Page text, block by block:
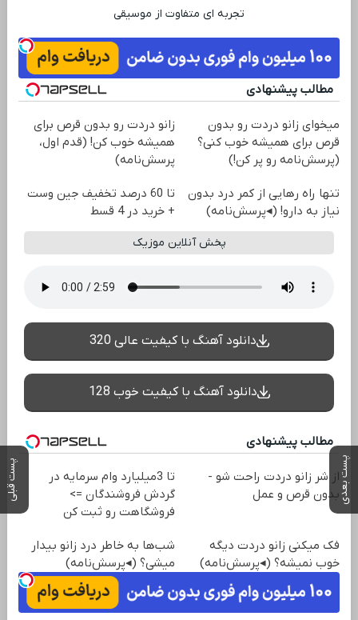
پست بعدی پست قبلی
تجربه ‌ای متفاوت از موسیقی
مطالب پیشنهادی
میخوای زانو دردت رو بدون
قرص برای همیشه خوب کنی؟
(پرسش‌نامه رو پر کن!)
زانو دردت رو بدون قرص برای
همیشه خوب کن! (قدم اول،
پرسش‌نامه)
تنها راه رهایی از کمر درد بدون
نیاز به دارو! (◂پرسش‌نامه)
تا 60 درصد تخفیف جین وست
+ خرید در 4 قسط
پخش آنلاین موزیک
دانلود آهنگ با کیفیت عالی 320
دانلود آهنگ با کیفیت خوب 128
مطالب پیشنهادی
از شر زانو دردت راحت شو -
بدون قرص و عمل
تا 3میلیارد وام سرمایه در
گردش فروشندگان =>
فروشگاهت رو ثبت کن
فک میکنی زانو دردت دیگه
خوب نمیشه؟ (◂پرسش‌نامه)
شب‌ها به خاطر درد زانو بیدار
میشی؟ (◂پرسش‌نامه)